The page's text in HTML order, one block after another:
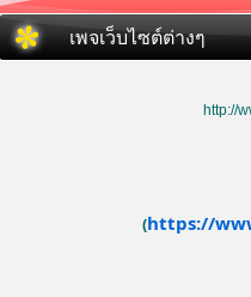
เพจเว็บไซต์ต่างๆ
http://
(https://